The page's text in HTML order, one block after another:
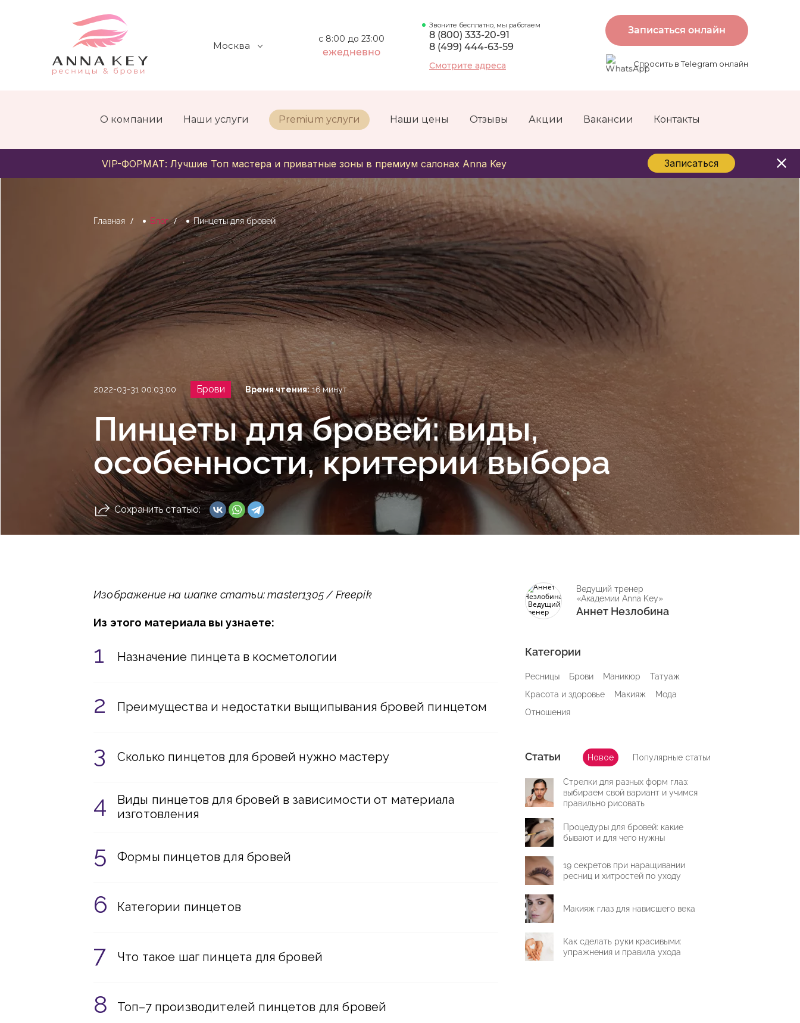
Москва
с 8:00 до 23:00
ежедневно
Звоните бесплатно, мы работаем
8 (800) 333-20-91
8 (499) 444-63-59
Смотрите адреса
Записаться онлайн
Спросить в Telegram онлайн
О компании Наши услуги Premium услуги Наши цены Отзывы Акции Вакансии Контакты
Главная Блог Пинцеты для бровей
2022-03-31 00:03:00 Брови Время чтения:16 минут
Пинцеты для бровей: виды,
особенности, критерии выбора
Сохранить статью:
Изображение на шапке статьи: master1305 / Freepik
Из этого материала вы узнаете:
Назначение пинцета в косметологии
Преимущества и недостатки выщипывания бровей пинцетом
Сколько пинцетов для бровей нужно мастеру
Виды пинцетов для бровей в зависимости от материала
изготовления
Формы пинцетов для бровей
Категории пинцетов
Что такое шаг пинцета для бровей
Топ–7 производителей пинцетов для бровей
Ведущий тренер
«Академии Anna Key»
Аннет Незлобина
Категории
Ресницы Брови Маникюр
Татуаж
Красота и здоровье
Макияж
Мода
Отношения
Статьи Новое Популярные статьи
Стрелки для разных форм глаз:
выбираем свой вариант и учимся
правильно рисовать
Процедуры для бровей: какие
бывают и для чего нужны
19 секретов при наращивании
ресниц и хитростей по уходу
Макияж глаз для нависшего века
Как сделать руки красивыми:
упражнения и правила ухода
VIP-ФОРМАТ: Лучшие Топ мастера и приватные зоны в премиум салонах Anna Key Записаться